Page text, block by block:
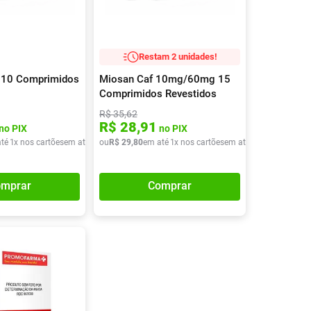
Protetor de Colchão
Roupas Íntimas
Comprimidos
PIX
1x nos cartõesem até x de R$ 19,38
Restam 2 unidades!
Miosan Caf 10mg/60mg 15
Comprimidos Revestidos
R$35,62
R$ 28,91 no PIX
ou R$ 29,80em até 1x nos cartõesem até
Comprar